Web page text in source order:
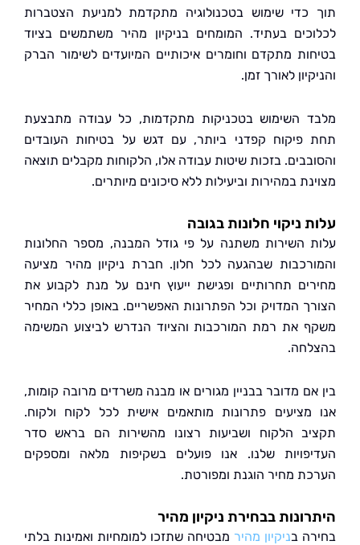
שימוש בטכנולוגיה מתקדמת למניעת הצטברות
בעתיד. המומחים בניקיון מהיר משתמשים בציוד
מתקדם וחומרים איכותיים המיועדים לשימור הברק
לאורך זמן.
השימוש בטכניקות מתקדמות, כל עבודה מתבצעת
קפדני ביותר, עם דגש על בטיחות העובדים
בזכות שיטות עבודה אלו, הלקוחות מקבלים תוצאה
במהירות וביעילות ללא סיכונים מיותרים.
ניקוי חלונות בגובה
השירות משתנה על פי גודל המבנה, מספר החלונות
שבהגעה לכל חלון. חברת ניקיון מהיר מציעה
תחרותיים ופגישת ייעוץ חינם על מנת לקבוע את
המדויק וכל הפתרונות האפשריים. באופן כללי המחיר
את רמת המורכבות והציוד הנדרש לביצוע המשימה
מדובר בבניין מגורים או מבנה משרדים מרובה קומות,
פתרונות מותאמים אישית לכל לקוח ולקוח.
הלקוח ושביעות רצונו מהשירות הם בראש סדר
שלנו. אנו פועלים בשקיפות מלאה ומספקים
מחיר הוגנת ומפורטת.
בבחירת ניקיון מהיר
ניקיון מהירמבטיחה שתזכו למומחיות ואמינות בלתי